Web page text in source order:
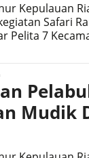
Kepulauan
Safari
Pelita 7
Mudik